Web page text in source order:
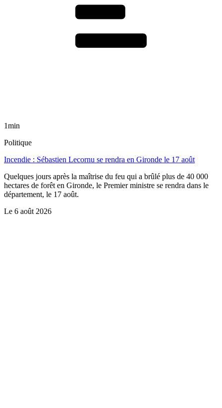
1min
Politique
Incendie : Sébastien Lecornu se rendra en Gironde le 17 août
Quelques jours après la maîtrise du feu qui a brûlé plus de 40 000
hectares de forêt en Gironde, le Premier ministre se rendra dans le
département, le 17 août.
Le 6 août 2026